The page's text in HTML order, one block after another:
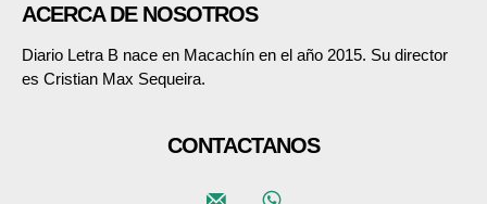
ACERCA DE NOSOTROS
Diario Letra B nace en Macachín en el año 2015. Su director
es Cristian Max Sequeira.
CONTACTANOS